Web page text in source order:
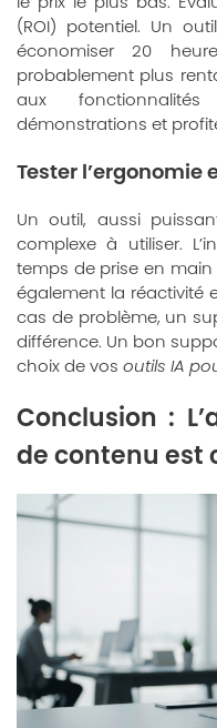
(ROI) potentiel. Un
économiser 20
probablement plus
aux
démonstrations et
Tester
Un outil, aussi
complexe à utiliser.
temps de prise en main
également la réactivité
cas de problème, un
différence. Un bon
choix de vos outils IA
Conclusion :
de contenu est